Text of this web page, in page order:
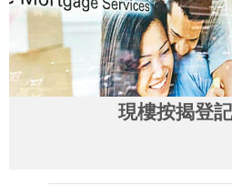
現樓按揭登